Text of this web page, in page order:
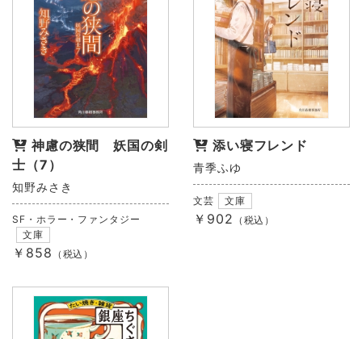
神慮の狭間 妖国の剣
士（7）
知野みさき
SF・ホラー・ファンタジー
文庫
￥858 （税込）
添い寝フレンド
青季ふゆ
文芸 文庫
￥902 （税込）